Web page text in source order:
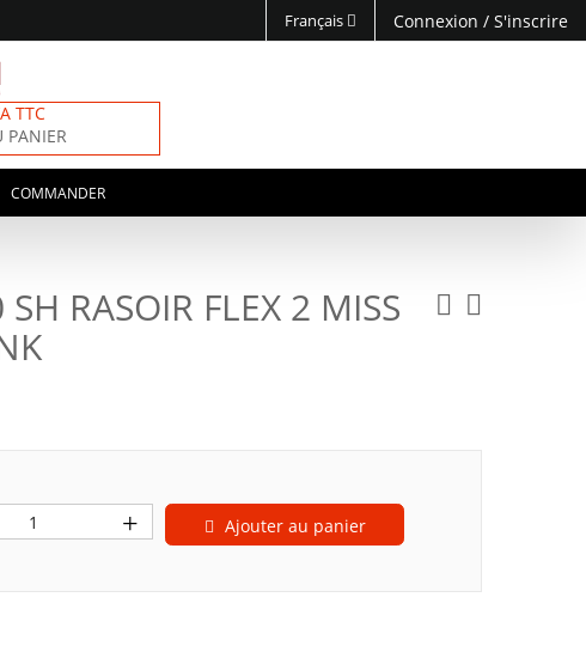
Connexion / S'inscrire
Français
TTC
PANIER
COMMANDER
RASOIR FLEX 2 MISS
Ajouter au panier